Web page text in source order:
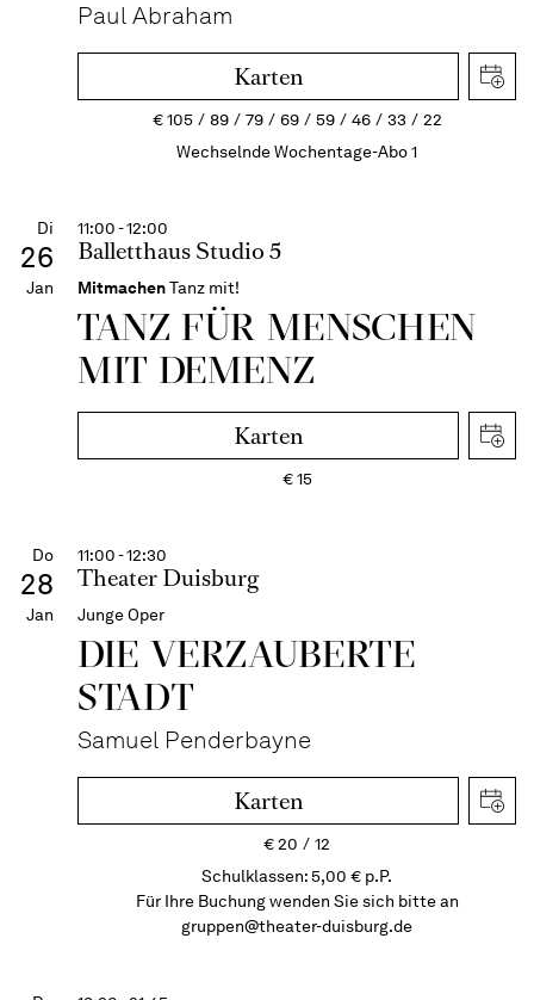
Paul Abraham
Karten
€105 89 79 69 59 46 33
22
Wechselnde Wochentage-Abo 1
Di
26
Jan
11:00 - 12:00
Balletthaus Studio 5
MitmachenTanz mit!
TANZ FÜR MENSCHEN
MIT DEMENZ
Karten
€15
Do
28
Jan
11:00 - 12:30
Theater Duisburg
Junge Oper
DIE VERZAUBERTE
STADT
Samuel Penderbayne
Karten
€20
12
Schulklassen: 5,00 € p.P.
Für Ihre Buchung wenden Sie sich bitte an
gruppen@theater-duisburg.de